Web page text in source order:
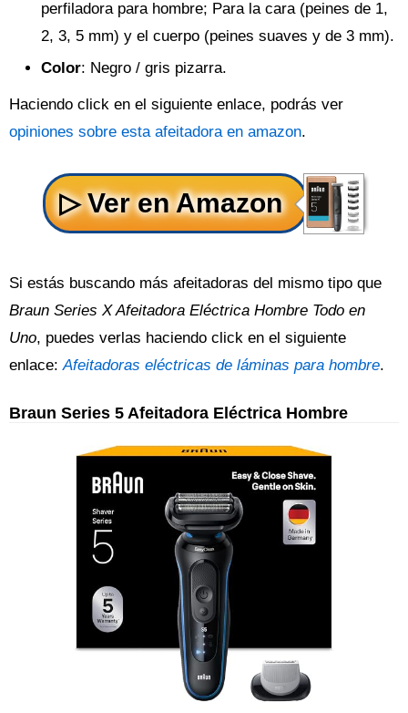
perfiladora para hombre; Para la cara (peines de 1,
2, 3, 5 mm) y el cuerpo (peines suaves y de 3 mm).
Color: Negro / gris pizarra.
Haciendo click en el siguiente enlace, podrás ver
opiniones sobre esta afeitadora en amazon.
Si estás buscando más afeitadoras del mismo tipo que
Braun Series X Afeitadora Eléctrica Hombre Todo en
Uno, puedes verlas haciendo click en el siguiente
enlace:Afeitadoras eléctricas de láminas para hombre.
Braun Series 5 Afeitadora Eléctrica Hombre